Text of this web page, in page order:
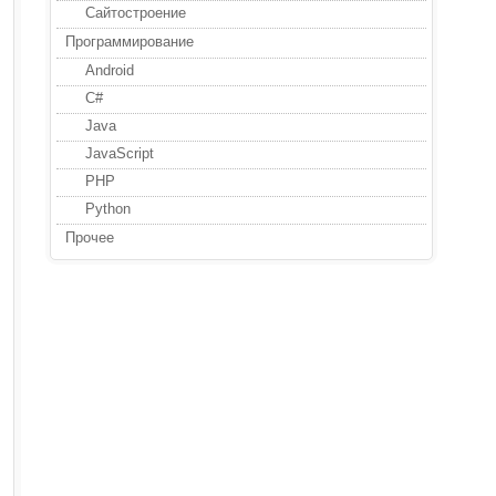
Сайтостроение
Программирование
Android
C#
Java
JavaScript
PHP
Python
Прочее